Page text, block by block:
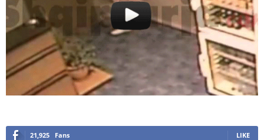
21,925 Fans LIKE